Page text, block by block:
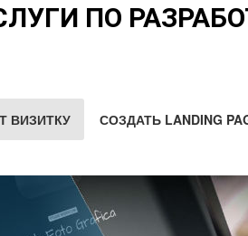
ПО
ВИЗИТКУ СОЗДАТЬ LANDING